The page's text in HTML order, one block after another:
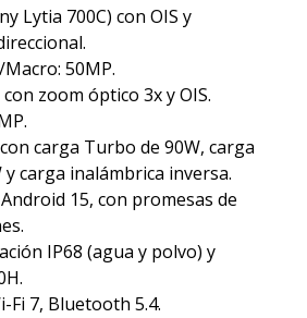
Lytia 700C) con OIS y
50MP.
zoom óptico 3x y OIS.
carga Turbo de 90W, carga
carga inalámbrica inversa.
15, con promesas de
IP68 (agua y polvo) y
Fi 7, Bluetooth 5.4.